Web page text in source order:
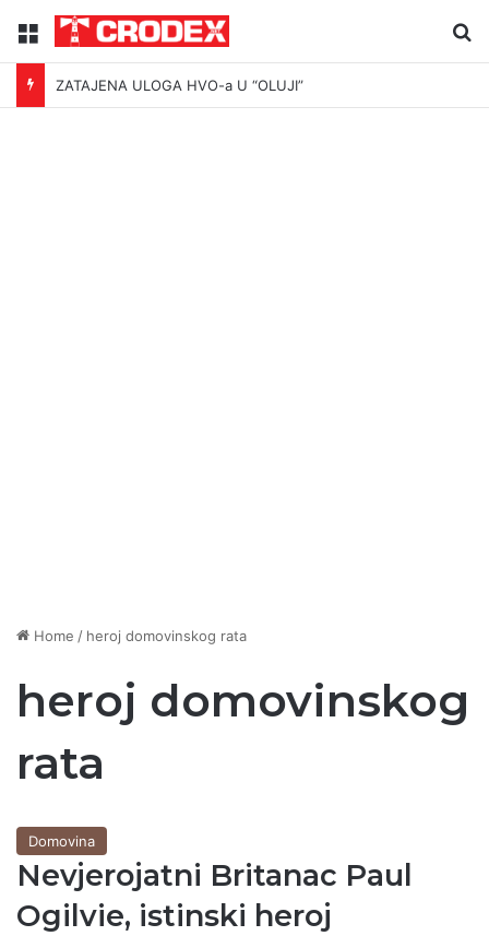
Menu
ZATAJENA ULOGA HVO-a U “OLUJI”
Home / heroj domovinskog rata
heroj domovinskog
rata
Domovina
Nevjerojatni Britanac Paul
Ogilvie, istinski heroj